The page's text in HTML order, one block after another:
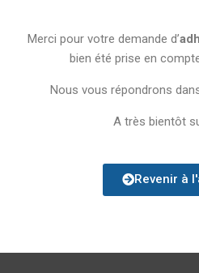
Merci pour votre demande d’
bien été prise en
Nous vous répondrons
A très bientôt
Revenir à